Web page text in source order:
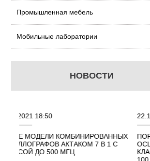
Промышленная мебель
Мобильные лаборатории
НОВОСТИ
7 В 1 С
22.11.2021 18:41
ПОРТАТИВНЫЕ
ОСЦИЛЛОГРАФЫ
КЛАССА АКТАКОМ "3 В 1" С